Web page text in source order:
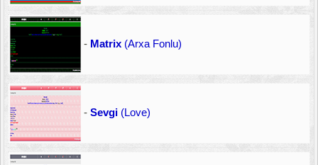
- Matrix (Arxa Fonlu)
- Sevgi (Love)